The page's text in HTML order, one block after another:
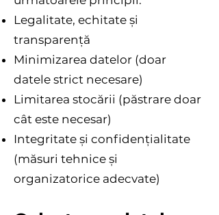
Legalitate, echitate și
transparență
Minimizarea datelor (doar
datele strict necesare)
Limitarea stocării (păstrare doar
cât este necesar)
Integritate și confidențialitate
(măsuri tehnice și
organizatorice adecvate)